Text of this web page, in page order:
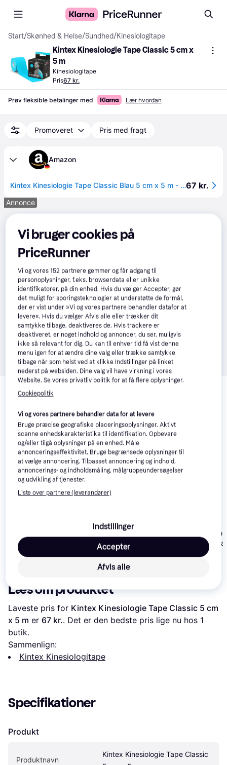
Start/Skønhed & Helse/Sundhed/Kinesiologitape
Kintex Kinesiologie Tape Classic 5 cm x
5 m
Kinesiologitape
Pris67 kr.
Prøv fleksible betalinger med Lær hvordan
Promoveret Pris med fragt
Amazon
Kintex Kinesiologie Tape Classic Blau 5 cm x 5 m - Sport & Therapie67 kr.
Annonce
Relaterede produkter
Se vores forslag til andre produkter, der matcher dine
interesser.
Vis alle
85 kr.
Jasper SportsTape
3.8cmx10m
46 kr.
Ortho
Kinesiology
71 kr.
Læs om produktet
Laveste pris for Kintex Kinesiologie Tape Classic 5 cm
x 5 m er 67 kr.. Det er den bedste pris lige nu hos 1
butik.
Sammenlign:
Kintex Kinesiologitape
Specifikationer
Produkt
Produktnavn
Kintex Kinesiologie Tape Classic
Vi bruger cookies på
PriceRunner
Vi og vores152 partnere gemmer og får adgang til
personoplysninger, f.eks. browserdata eller unikke
identifikatorer, på din enhed. Hvis du vælger Accepter, gør
det muligt for sporingsteknologier at understøtte de formål,
der er vist under »Vi og vores partnere behandler datafor at
levere«. Hvis du vælger Afvis alle eller trækker dit
samtykke tilbage, deaktiveres de. Hvis trackere er
deaktiveret, er noget indhold og annoncer, du ser, muligvis
ikke så relevant for dig. Du kan til enhver tid få vist denne
menu igen for at ændre dine valg eller trække samtykke
tilbage når som helst ved at klikke Indstillinger på linket
nederst på websiden. Dine valg vil have virkning i vores
Website. Se vores privatliv politik for at få flere oplysninger.
Cookiepolitik
Vi og vores partnere behandler data for at levere
Bruge præcise geografiske placeringsoplysninger. Aktivt
scanne enhedskarakteristika til identifikation. Opbevare
og/eller tilgå oplysninger på en enhed. Måle
annonceringseffektivitet. Bruge begrænsede oplysninger til
at vælge annoncering. Tilpasset annoncering og indhold,
annoncerings- og indholdsmåling, målgruppeundersøgelser
og udvikling af tjenester.
Liste over partnere (leverandører)
Indstillinger
Afvis alle
Accepter